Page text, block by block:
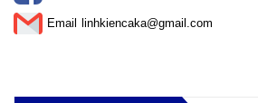
Email linhkiencaka@gmail.com